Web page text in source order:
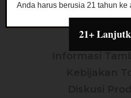
Deskripsi
Anda harus berusia 21 tahun
21+